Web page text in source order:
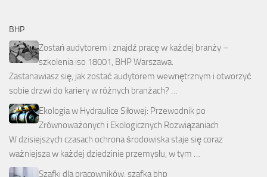
BHP
Zostań audytorem i znajdź pracę w każdej branży –
szkolenia iso 18001, BHP Warszawa.
Zastanawiasz się, jak zostać audytorem wewnętrznym i otworzyć
sobie drzwi do kariery w różnych branżach? …
Ekologia w Hydraulice Siłowej: Przewodnik po
Zrównoważonych i Ekologicznych Rozwiązaniach
W dzisiejszych czasach ochrona środowiska staje się coraz
ważniejsza w każdej dziedzinie przemysłu, w tym …
Szafki dla pracowników, szafka bhp